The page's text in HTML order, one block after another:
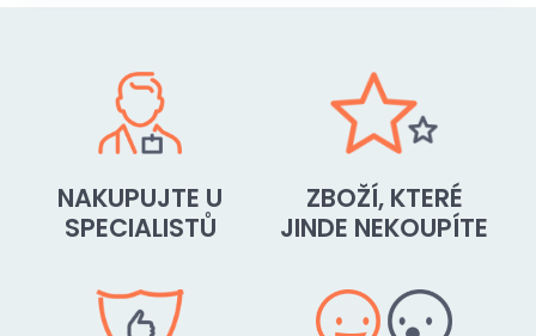
NAKUPUJTE U
SPECIALISTŮ
ZBOŽÍ, KTERÉ
JINDE NEKOUPÍTE